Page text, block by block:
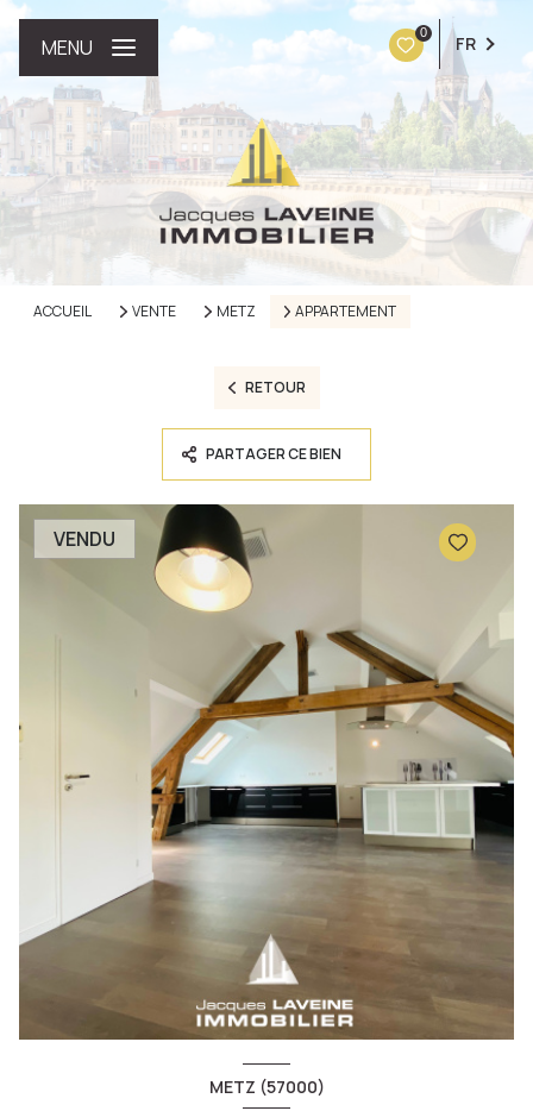
0 FR
MENU
ACCUEIL VENTE METZ APPARTEMENT
RETOUR
PARTAGER CE BIEN
VENDU
METZ (57000)